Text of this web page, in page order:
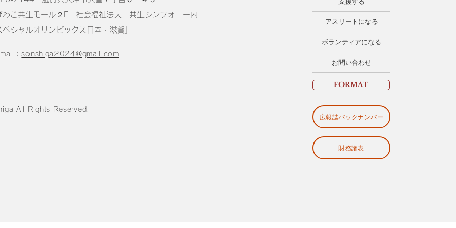
こ共生モール２F 社会福祉法人 共生シンフォニー内
ペシャルオリンピックス日本・滋賀」
：sonshiga2024@gmail.com
All Rights Reserved.
アスリートになる
ボランティアになる
お問い合わせ
FORMAT
広報誌バックナンバー
財務諸表